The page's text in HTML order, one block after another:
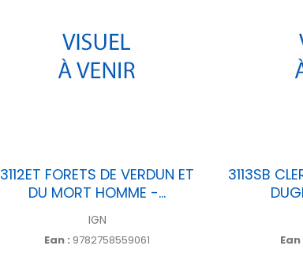
3112ET FORETS DE VERDUN ET
DU MORT HOMME -...
IGN
Ean : 9782758559061
3113SB
Ean